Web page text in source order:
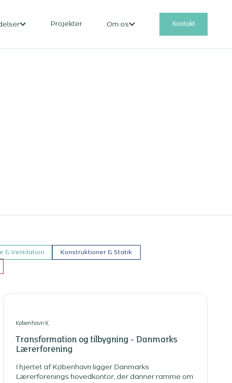
Projekter Om os Kontakt
& Ventilation Konstruktioner & Statik
København K
Transformation og tilbygning - Danmarks
Lærerforening
I hjertet af København ligger Danmarks
Lærerforenings hovedkontor, der danner ramme om